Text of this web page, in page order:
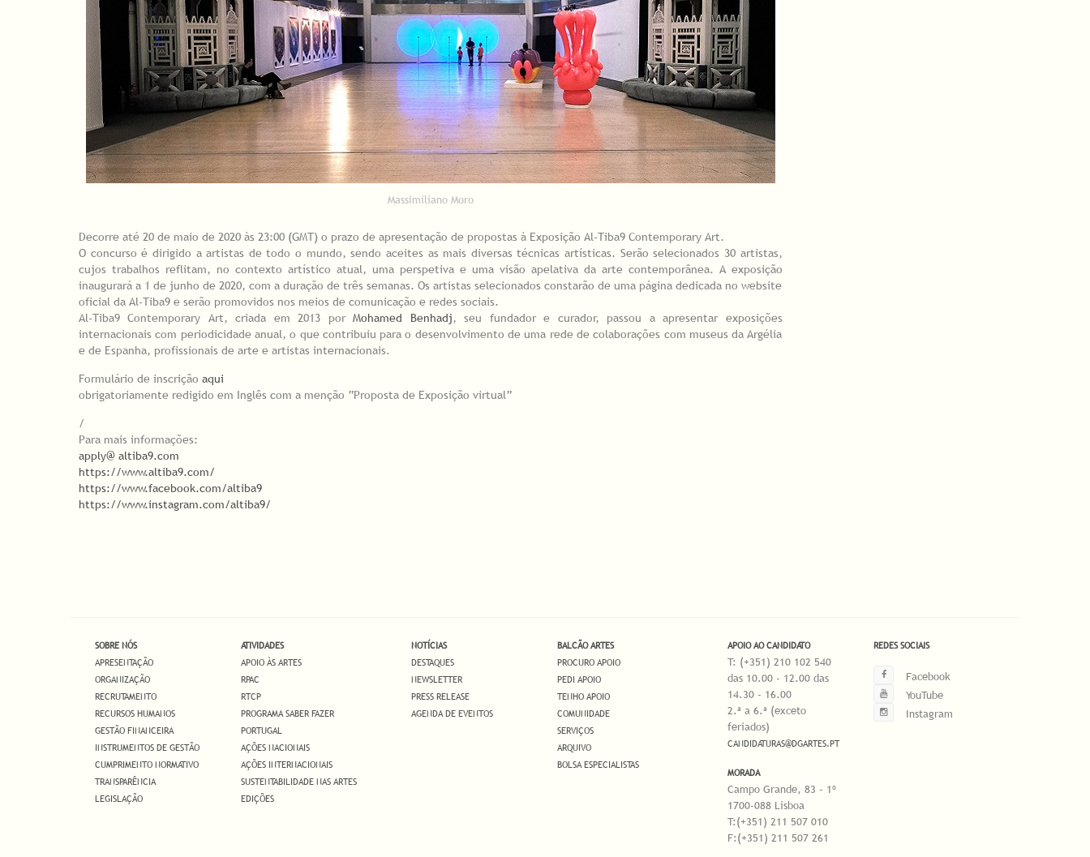
Massimiliano Moro
Decorre até 20 de maio de 2020 às 23:00 (GMT) o prazo de apresentação de propostas à Exposição Al-Tiba9 Contemporary Art.
O concurso é dirigido a artistas de todo o mundo, sendo aceites as mais diversas técnicas artísticas. Serão selecionados 30 artistas,
cujos trabalhos reflitam, no contexto artístico atual, uma perspetiva e uma visão apelativa da arte contemporânea. A exposição
inaugurará a 1 de junho de 2020, com a duração de três semanas. Os artistas selecionados constarão de uma página dedicada no website
oficial da Al-Tiba9 e serão promovidos nos meios de comunicação e redes sociais.
Al-Tiba9 Contemporary Art, criada em 2013 porMohamed Benhadj, seu fundador e curador, passou a apresentar exposições
internacionais com periodicidade anual, o que contribuiu para o desenvolvimento de uma rede de colaborações com museus da Argélia
e de Espanha, profissionais de arte e artistas internacionais.
Formulário de inscrição aqui
obrigatoriamente redigido em Inglês com a menção “Proposta de Exposição virtual”
/
Para mais informações:
apply@ altiba9.com
https://www.altiba9.com/
https://www.facebook.com/altiba9
https://www.instagram.com/altiba9/
SOBRE NÓS
APRESENTAÇÃO
ORGANIZAÇÃO
RECRUTAMENTO
RECURSOS HUMANOS
GESTÃO FINANCEIRA
INSTRUMENTOS DE GESTÃO
CUMPRIMENTO NORMATIVO
TRANSPARÊNCIA
LEGISLAÇÃO
ATIVIDADES
APOIO ÀS ARTES
RPAC
RTCP
PROGRAMA SABER FAZER
PORTUGAL
AÇÕES NACIONAIS
AÇÕES INTERNACIONAIS
SUSTENTABILIDADE NAS ARTES
EDIÇÕES
NOTÍCIAS
DESTAQUES
NEWSLETTER
PRESS RELEASE
AGENDA DE EVENTOS
BALCÃO ARTES
PROCURO APOIO
PEDI APOIO
TENHO APOIO
COMUNIDADE
SERVIÇOS
ARQUIVO
BOLSA ESPECIALISTAS
APOIO AO CANDIDATO
T: (+351) 210 102 540
das 10.00 - 12.00 das
14.30 - 16.00
2.ª a 6.ª (exceto
feriados)
CANDIDATURAS@DGARTES.PT
MORADA
Campo Grande, 83 - 1º
1700-088 Lisboa
T:(+351) 211 507 010
F:(+351) 211 507 261
REDES SOCIAIS
Facebook
YouTube
Instagram